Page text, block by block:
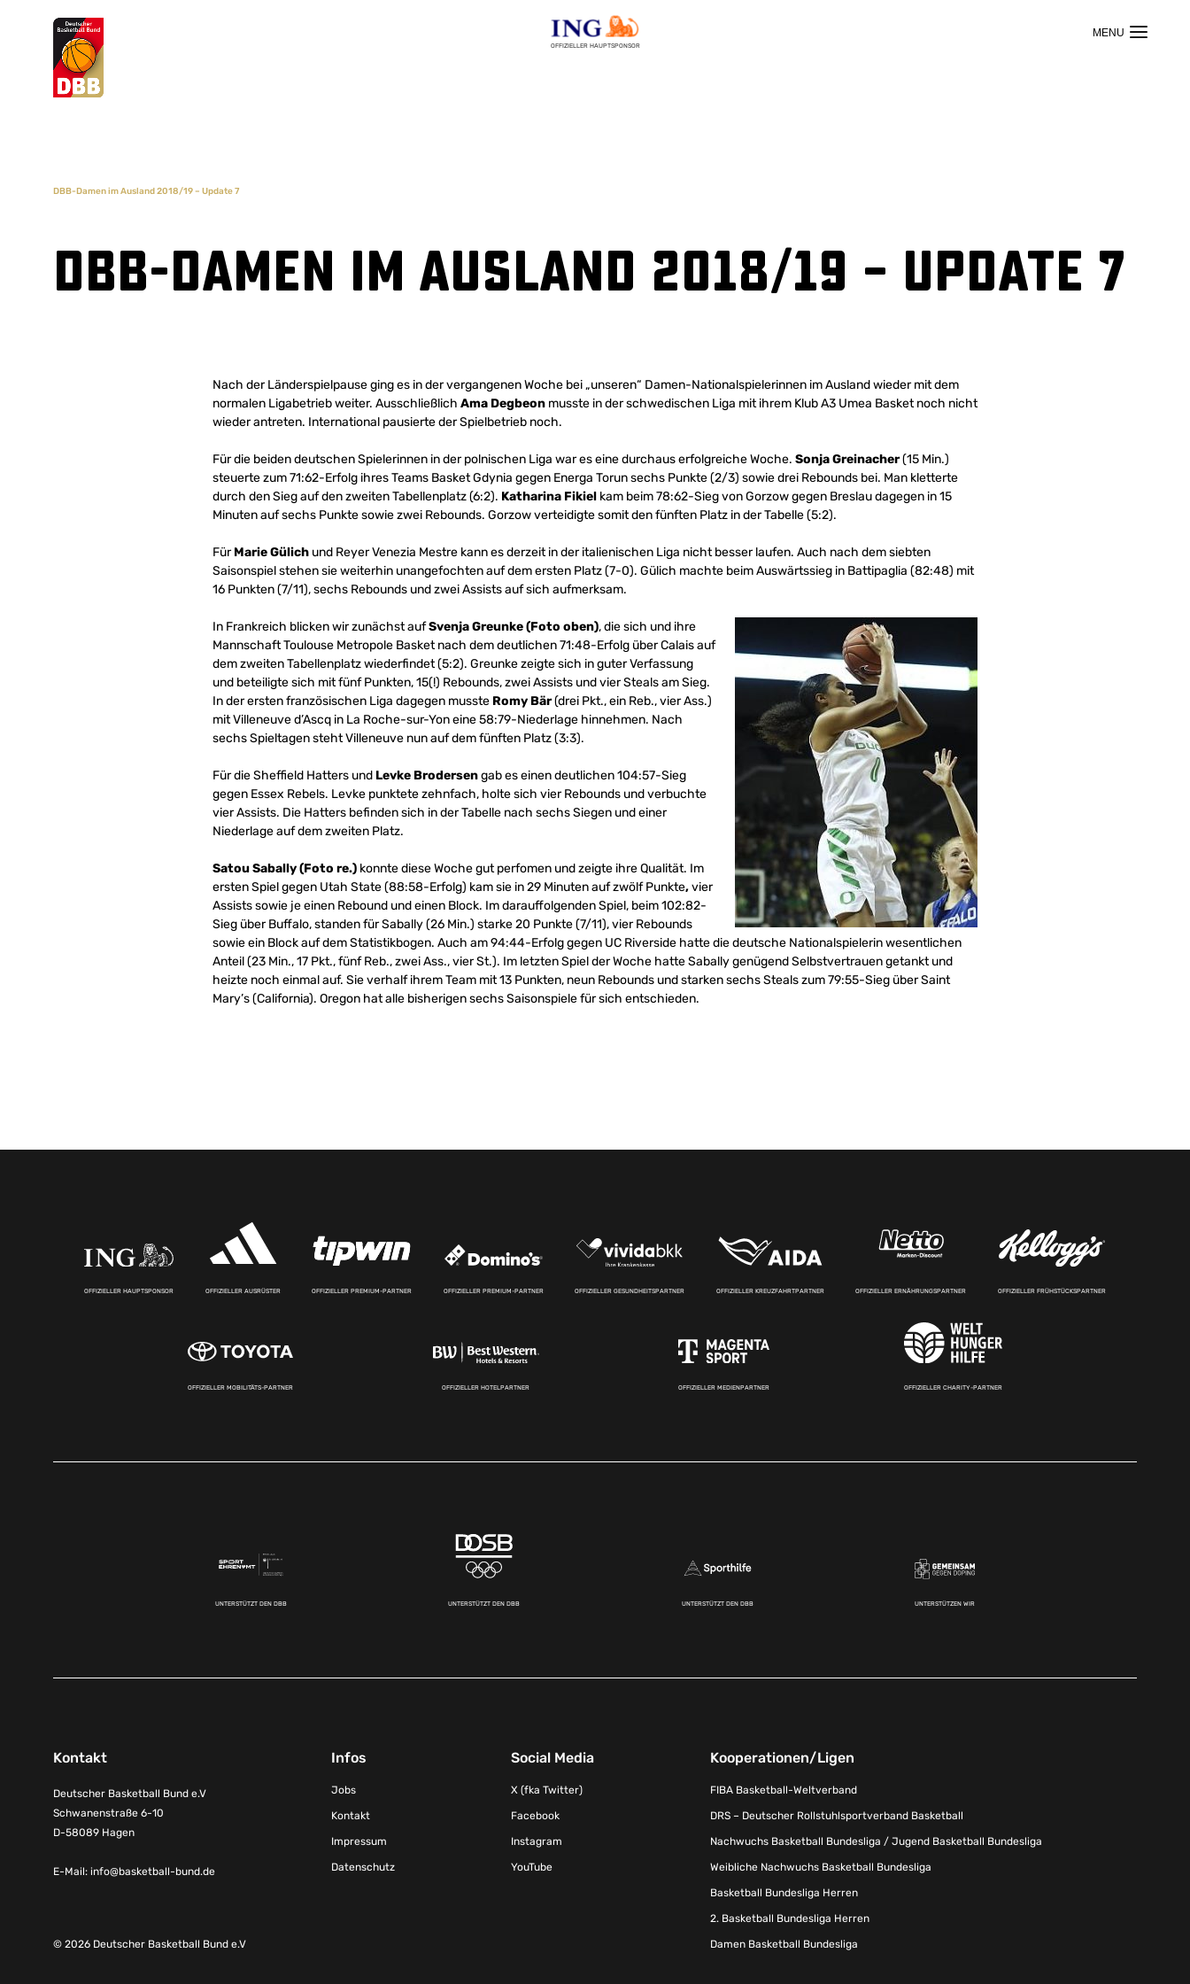
OFFIZIELLER HAUPTSPONSOR
Suchvorschläge
DBB-Damen im Ausland 2018/19 – Update 7
DBB-Damen im Ausland 2018/19 – Update 7
Nach der Länderspielpause ging es in der vergangenen Woche bei „unseren“ Damen-Nationalspielerinnen im Ausland wieder mit dem
normalen Ligabetrieb weiter. Ausschließlich Ama Degbeon musste in der schwedischen Liga mit ihrem Klub A3 Umea Basket noch nicht
wieder antreten. International pausierte der Spielbetrieb noch.
Für die beiden deutschen Spielerinnen in der polnischen Liga war es eine durchaus erfolgreiche Woche. Sonja Greinacher(15 Min.)
steuerte zum 71:62-Erfolg ihres Teams Basket Gdynia gegen Energa Torun sechs Punkte (2/3) sowie drei Rebounds bei. Man kletterte
durch den Sieg auf den zweiten Tabellenplatz (6:2). Katharina Fikiel kam beim 78:62-Sieg von Gorzow gegen Breslau dagegen in 15
Minuten auf sechs Punkte sowie zwei Rebounds. Gorzow verteidigte somit den fünften Platz in der Tabelle (5:2).
FürMarie Gülich und Reyer Venezia Mestre kann es derzeit in der italienischen Liga nicht besser laufen. Auch nach dem siebten
Saisonspiel stehen sie weiterhin unangefochten auf dem ersten Platz (7-0). Gülich machte beim Auswärtssieg in Battipaglia (82:48) mit
16 Punkten (7/11), sechs Rebounds und zwei Assists auf sich aufmerksam.
In Frankreich blicken wir zunächst aufSvenja Greunke (Foto oben), die sich und ihre
Mannschaft Toulouse Metropole Basket nach dem deutlichen 71:48-Erfolg über Calais auf
dem zweiten Tabellenplatz wiederfindet (5:2). Greunke zeigte sich in guter Verfassung
und beteiligte sich mit fünf Punkten, 15(!) Rebounds, zwei Assists und vier Steals am Sieg.
In der ersten französischen Liga dagegen musste Romy Bär(drei Pkt., ein Reb., vier Ass.)
mit Villeneuve d’Ascq in La Roche-sur-Yon eine 58:79-Niederlage hinnehmen. Nach
sechs Spieltagen steht Villeneuve nun auf dem fünften Platz (3:3).
Für die Sheffield Hatters und Levke Brodersengab es einen deutlichen 104:57-Sieg
gegen Essex Rebels. Levke punktete zehnfach, holte sich vier Rebounds und verbuchte
vier Assists. Die Hatters befinden sich in der Tabelle nach sechs Siegen und einer
Niederlage auf dem zweiten Platz.
Satou Sabally (Foto re.) konnte diese Woche gut perfomen und zeigte ihre Qualität. Im
ersten Spiel gegen Utah State (88:58-Erfolg) kam sie in 29 Minuten auf zwölf Punkte,vier
Assists sowie je einen Rebound und einen Block. Im darauffolgenden Spiel, beim 102:82-
Sieg über Buffalo, standen für Sabally (26 Min.) starke 20 Punkte (7/11), vier Rebounds
sowie ein Block auf dem Statistikbogen. Auch am 94:44-Erfolg gegen UC Riverside hatte die deutsche Nationalspielerin wesentlichen
Anteil (23 Min., 17 Pkt., fünf Reb., zwei Ass., vier St.). Im letzten Spiel der Woche hatte Sabally genügend Selbstvertrauen getankt und
heizte noch einmal auf. Sie verhalf ihrem Team mit 13 Punkten, neun Rebounds und starken sechs Steals zum 79:55-Sieg über Saint
Mary’s (California). Oregon hat alle bisherigen sechs Saisonspiele für sich entschieden.
OFFIZIELLER HAUPTSPONSOR OFFIZIELLER AUSRÜSTER OFFIZIELLER PREMIUM-PARTNER OFFIZIELLER PREMIUM-PARTNER OFFIZIELLER GESUNDHEITSPARTNER OFFIZIELLER KREUZFAHRTPARTNER OFFIZIELLER ERNÄHRUNGSPARTNER OFFIZIELLER FRÜHSTÜCKSPARTNER
OFFIZIELLER MOBILITÄTS-PARTNER OFFIZIELLER HOTELPARTNER OFFIZIELLER MEDIENPARTNER OFFIZIELLER CHARITY-PARTNER
UNTERSTÜTZT DEN DBB UNTERSTÜTZT DEN DBB UNTERSTÜTZT DEN DBB UNTERSTÜTZEN WIR
Kontakt
Deutscher Basketball Bund e.V
Schwanenstraße 6-10
D-58089 Hagen
E-Mail: info@basketball-bund.de
Infos
Jobs
Kontakt
Impressum
Datenschutz
Social Media
X (fka Twitter)
Facebook
Instagram
YouTube
Kooperationen/Ligen
FIBA Basketball-Weltverband
DRS – Deutscher Rollstuhlsportverband Basketball
Nachwuchs Basketball Bundesliga / Jugend Basketball Bundesliga
Weibliche Nachwuchs Basketball Bundesliga
Basketball Bundesliga Herren
2. Basketball Bundesliga Herren
Damen Basketball Bundesliga
© 2026 Deutscher Basketball Bund e.V